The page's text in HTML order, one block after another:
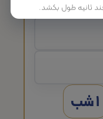
1 شب
ثانیه طول بکشد.